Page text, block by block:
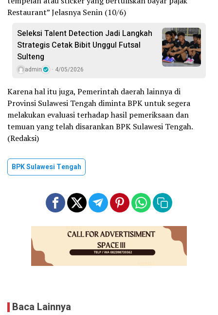
Restaurant” Jelasnya Senin (10/6)
Seleksi Talent Detection Jadi Langkah
Strategis Cetak Bibit Unggul Futsal
Sulteng
admin 4/05/2026
Karena hal itu juga, Pemerintah daerah lainnya di
Provinsi Sulawesi Tengah diminta BPK untuk segera
melakukan evaluasi terhadap hasil pemeriksaan dan
temuan yang telah disarankan BPK Sulawesi Tengah.
(Redaksi)
BPK Sulawesi Tengah
Baca Lainnya